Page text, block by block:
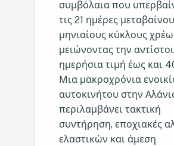
συμβόλαια που
τις 21 ημέρες
μηνιαίους κύκλους
μειώνοντας την
ημερήσια τιμή έως και
Μια μακροχρόνια
αυτοκινήτου στην
περιλαμβάνει τακτική
συντήρηση, εποχιακές
ελαστικών και άμεση